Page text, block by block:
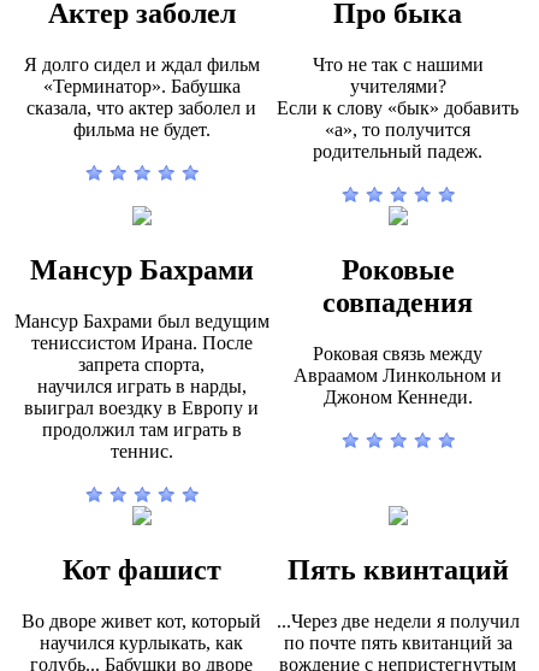
Актер заболел
Я долго сидел и ждал фильм
«Терминатор». Бабушка
сказала, что актер заболел и
фильма не будет.
Про быка
Что не так с нашими
учителями?
Если к слову «бык» добавить
«а», то получится
родительный падеж.
Мансур Бахрами
Мансур Бахрами был ведущим
тениссистом Ирана. После
запрета спорта,
научился играть в нарды,
выиграл воездку в Европу и
продолжил там играть в
теннис.
Роковые
совпадения
Роковая связь между
Авраамом Линкольном и
Джоном Кеннеди.
Кот фашист
Во дворе живет кот, который
научился курлыкать, как
голубь... Бабушки во дворе
Пять квинтаций
...Через две недели я получил
по почте пять квитанций за
вождение с непристегнутым